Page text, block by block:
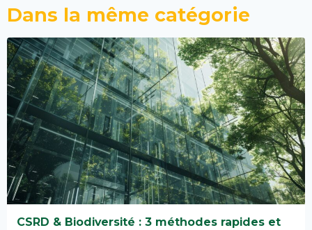
Dans la même catégorie
CSRD & Biodiversité : 3 méthodes rapides et